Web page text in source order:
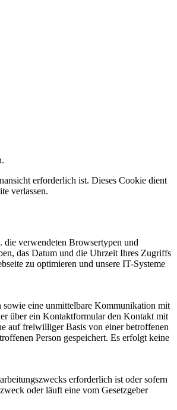
erforderlich ist. Dieses Cookie dient
verlassen.
die verwendeten Browsertypen und
das Datum und die Uhrzeit Ihres Zugriffs
zu optimieren und unsere IT-Systeme
sowie eine unmittelbare Kommunikation mit
über ein Kontaktformular den Kontakt mit
auf freiwilliger Basis von einer betroffenen
Person gespeichert. Es erfolgt keine
erforderlich ist oder sofern
oder läuft eine vom Gesetzgeber